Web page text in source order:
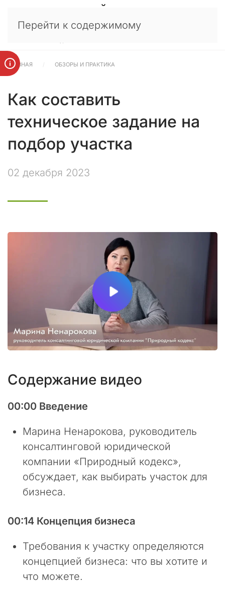
Перейти к содержимому
ГЛАВНАЯ ОБЗОРЫ И ПРАКТИКА
Как составить
техническое задание на
подбор участка
02 декабря 2023
Содержание видео
00:00 Введение
Марина Ненарокова, руководитель
консалтинговой юридической
компании «Природный кодекс»,
обсуждает, как выбирать участок для
бизнеса.
00:14 Концепция бизнеса
Требования к участку определяются
концепцией бизнеса: что вы хотите и
что можете.
×
в
е
л
е
т
п
л
е
!
В
п
с
л
е
д
н
и
е
к
о
л
ь